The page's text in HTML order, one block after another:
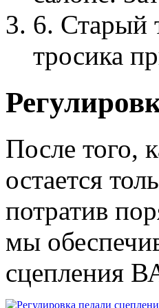
6. Старый
тросика
После того,
остается
потратив
мы
сцепления